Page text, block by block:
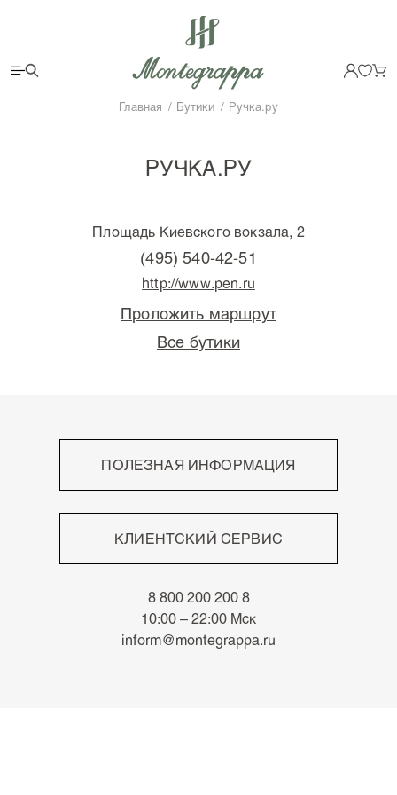
Главная Бутики Ручка.ру
РУЧКА.РУ
Площадь Киевского вокзала, 2
(495) 540-42-51
http://www.pen.ru
Проложить маршрут
Все бутики
ПОЛЕЗНАЯ ИНФОРМАЦИЯ
Высокое мастерство
Непревзойдённый письменный опыт
Архив
Новости
КЛИЕНТСКИЙ СЕРВИС
Доставка
Возврат
Часто задаваемые вопросы
8 800 200 200 8
10:00 – 22:00 Мск
inform@montegrappa.ru